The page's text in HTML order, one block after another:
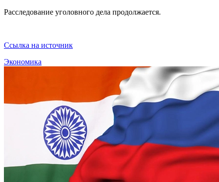
Расследование уголовного дела продолжается.
Ссылка на источник
Экономика